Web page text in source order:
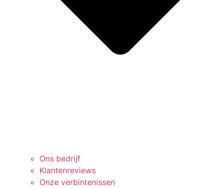
Ons bedrijf
Klantenreviews
Onze verbintenissen